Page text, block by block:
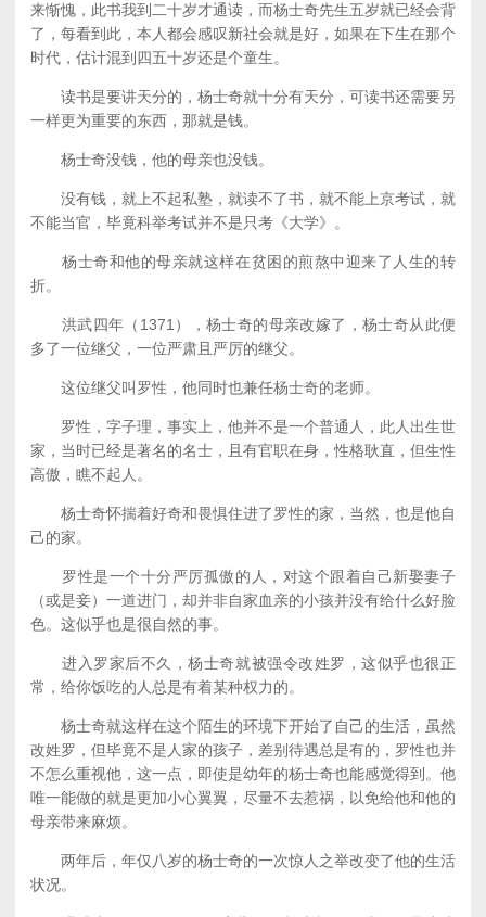
来惭愧，此书我到二十岁才通读，而杨士奇先生五岁就已经会背
了，每看到此，本人都会感叹新社会就是好，如果在下生在那个
时代，估计混到四五十岁还是个童生。
读书是要讲天分的，杨士奇就十分有天分，可读书还需要另
一样更为重要的东西，那就是钱。
杨士奇没钱，他的母亲也没钱。
没有钱，就上不起私塾，就读不了书，就不能上京考试，就
不能当官，毕竟科举考试并不是只考《大学》。
杨士奇和他的母亲就这样在贫困的煎熬中迎来了人生的转
折。
洪武四年（1371），杨士奇的母亲改嫁了，杨士奇从此便
多了一位继父，一位严肃且严厉的继父。
这位继父叫罗性，他同时也兼任杨士奇的老师。
罗性，字子理，事实上，他并不是一个普通人，此人出生世
家，当时已经是著名的名士，且有官职在身，性格耿直，但生性
高傲，瞧不起人。
杨士奇怀揣着好奇和畏惧住进了罗性的家，当然，也是他自
己的家。
罗性是一个十分严厉孤傲的人，对这个跟着自己新娶妻子
（或是妾）一道进门，却并非自家血亲的小孩并没有给什么好脸
色。这似乎也是很自然的事。
进入罗家后不久，杨士奇就被强令改姓罗，这似乎也很正
常，给你饭吃的人总是有着某种权力的。
杨士奇就这样在这个陌生的环境下开始了自己的生活，虽然
改姓罗，但毕竟不是人家的孩子，差别待遇总是有的，罗性也并
不怎么重视他，这一点，即使是幼年的杨士奇也能感觉得到。他
唯一能做的就是更加小心翼翼，尽量不去惹祸，以免给他和他的
母亲带来麻烦。
两年后，年仅八岁的杨士奇的一次惊人之举改变了他的生活
状况。